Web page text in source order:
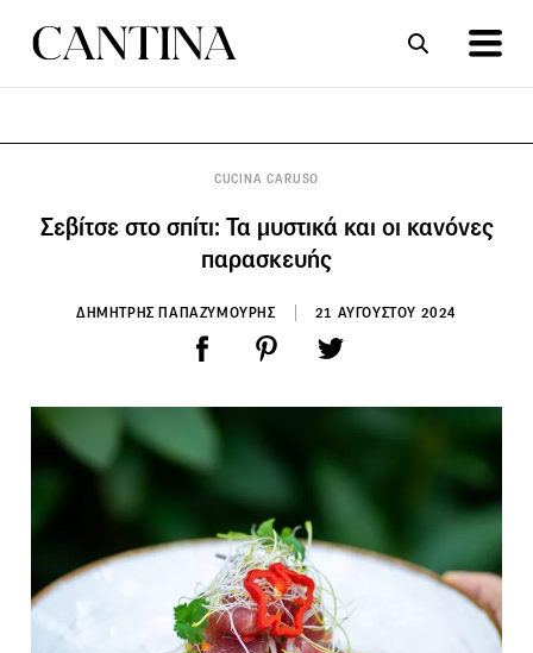
CUCINA CARUSO
Σεβίτσε στο σπίτι: Τα μυστικά και οι κανόνες
παρασκευής
ΔΗΜΗΤΡΗΣ ΠΑΠΑΖΥΜΟΥΡΗΣ 21 ΑΥΓΟΥΣΤΟΥ 2024